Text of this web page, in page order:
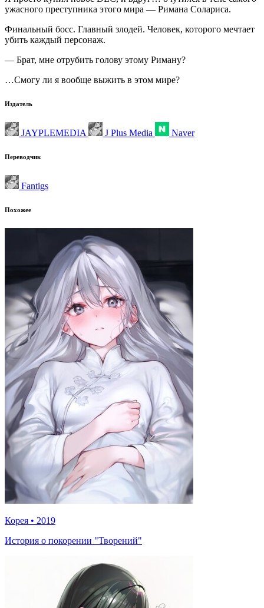
ужасного преступника этого мира — Римана Солариса.
Финальный босс. Главный злодей. Человек, которого мечтает
убить каждый персонаж.
— Брат, мне отрубить голову этому Риману?
…Смогу ли я вообще выжить в этом мире?
Издатель
JAYPLEMEDIA J Plus Media Naver
Переводчик
Fantigs
Похожее
Корея • 2019
История о покорении "Творений"